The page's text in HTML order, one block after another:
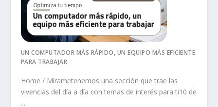
UN COMPUTADOR MÁS RÁPIDO, UN EQUIPO MÁS EFICIENTE
PARA TRABAJAR
Home / Mírametenemos una sección que trae las
vivencias del día a día con temas de interés para ti10 de
...